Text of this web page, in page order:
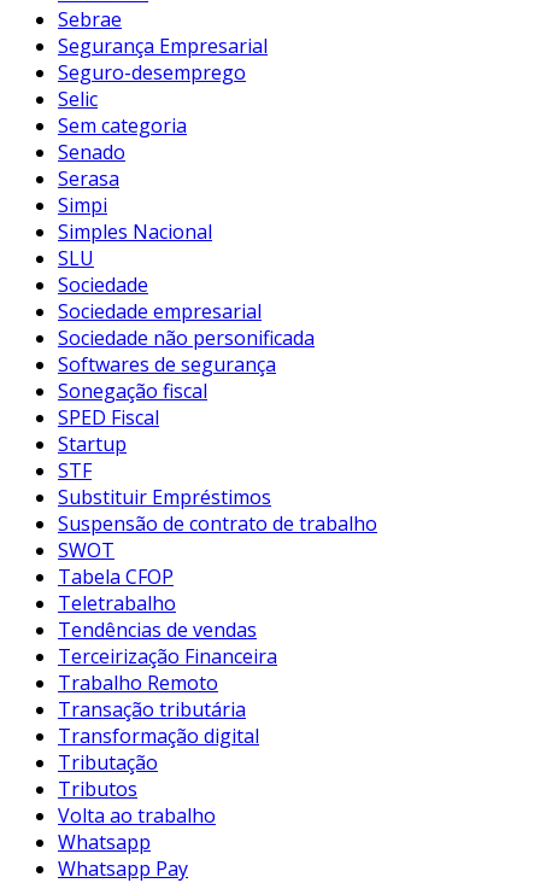
Sebrae
Segurança Empresarial
Seguro-desemprego
Selic
Sem categoria
Senado
Serasa
Simpi
Simples Nacional
SLU
Sociedade
Sociedade empresarial
Sociedade não personificada
Softwares de segurança
Sonegação fiscal
SPED Fiscal
Startup
STF
Substituir Empréstimos
Suspensão de contrato de trabalho
SWOT
Tabela CFOP
Teletrabalho
Tendências de vendas
Terceirização Financeira
Trabalho Remoto
Transação tributária
Transformação digital
Tributação
Tributos
Volta ao trabalho
Whatsapp
Whatsapp Pay